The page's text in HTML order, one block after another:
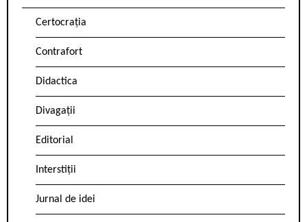
Certocrația
Contrafort
Didactica
Divagații
Editorial
Interstiții
Jurnal de idei